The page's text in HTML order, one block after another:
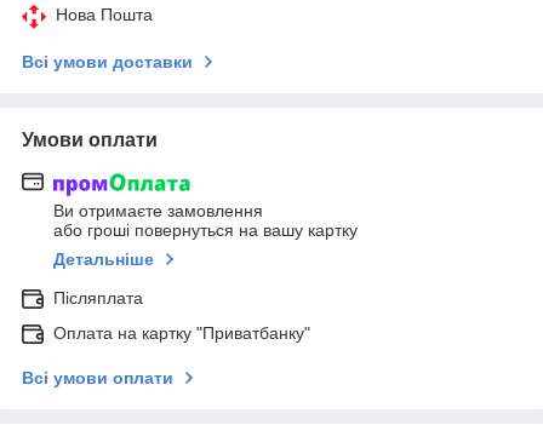
Нова Пошта
Всі умови доставки
Умови оплати
Ви отримаєте замовлення
або гроші повернуться на вашу картку
Детальніше
Післяплата
Оплата на картку "Приватбанку"
Всі умови оплати